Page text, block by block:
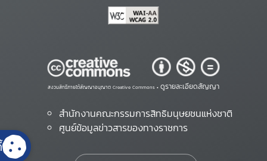
สงวนสิทธิ์ภายใต้สัญญาอนุญาต Creative Commons • ดูรายละเอียดสัญญา
สำนักงานคณะกรรมการสิทธิมนุษยชนแห่งชาติ
ศูนย์ข้อมูลข่าวสารของทางราชการ